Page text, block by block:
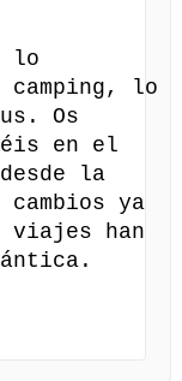
lo
camping, lo
Os
en el
la
cambios ya
viajes han